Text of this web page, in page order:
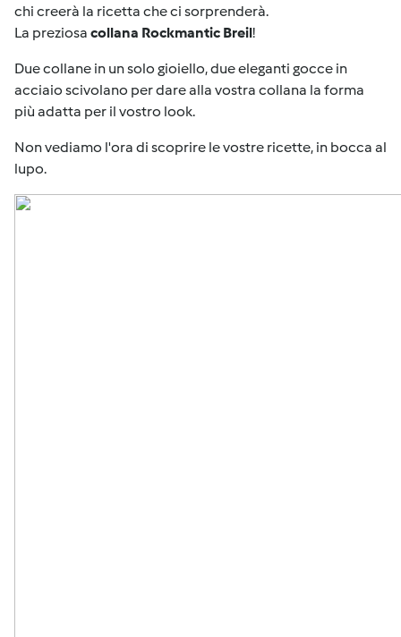
chi creerà la ricetta che ci sorprenderà.
La preziosa collana Rockmantic Breil!
Due collane in un solo gioiello, due eleganti gocce in
acciaio scivolano per dare alla vostra collana la forma
più adatta per il vostro look.
Non vediamo l'ora di scoprire le vostre ricette, in bocca al
lupo.